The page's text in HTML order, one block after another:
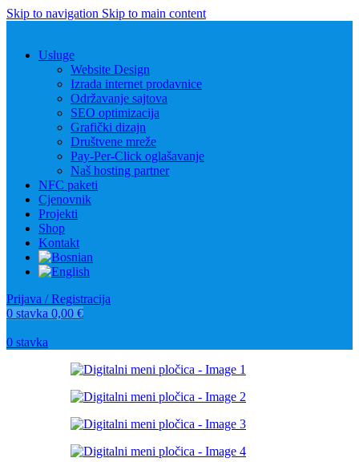
Skip to navigation Skip to main content
Usluge
Website Design
Izrada internet prodavnice
Održavanje sajtova
SEO optimizacija
Grafički dizajn
Društvene mreže
Pay-Per-Click oglašavanje
Naš hosting partner
NFC paketi
Cjenovnik
Projekti
Shop
Kontakt
Prijava / Registracija
0 stavka 0,00 €
0 stavka